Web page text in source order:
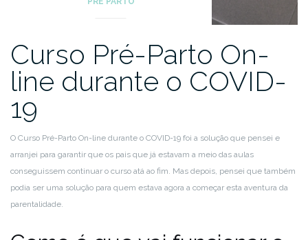
Curso Pré-Parto On-
line durante o COVID-
19
O Curso Pré-Parto On-line durante o COVID-19 foi a solução que pensei e
arranjei para garantir que os pais que já estavam a meio das aulas
conseguissem continuar o curso atá ao fim. Mas depois, pensei que também
podia ser uma solução para quem estava agora a começar esta aventura da
parentalidade.